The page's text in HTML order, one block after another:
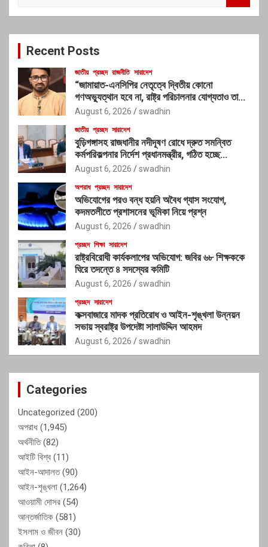
c
Recent Posts
জাতীয় প্রচ্ছদ রাজনীতি সারাদেশ
“জামায়াত-এনসিপির নেতৃত্বে দ্বিতীয় কোনো
গণঅভ্যুত্থান হবে না, রাষ্ট্র পরিচালনার যোগ্যতাও তাদের
নেই”: রাশেদ খাঁনের
August 6, 2026 swadhin
জাতীয় প্রচ্ছদ সারাদেশ
বুড়িগঙ্গাসহ রাজধানীর নদীদূষণ রোধে দ্রুত সমন্বিত
কর্মপরিকল্পনার নির্দেশ প্রধানমন্ত্রীর, গঠিত হচ্ছে
আন্তঃসংস্থা সমন্বয় কমিটি
August 6, 2026 swadhin
অপরাধ প্রচ্ছদ সারাদেশ
অভিযোগের পরও বন্ধ হয়নি অবৈধ গ্যাস সংযোগ,
কদমতলীতে প্রশাসনের ভূমিকা নিয়ে প্রশ্ন
August 6, 2026 swadhin
প্রচ্ছদ শিক্ষা সারাদেশ
রাষ্ট্রবিরোধী কার্যকলাপের অভিযোগ: জবির ৬৮ শিক্ষককে
ঘিরে তদন্তে ৪ সদস্যের কমিটি
August 6, 2026 swadhin
প্রচ্ছদ সারাদেশ
কক্সবাজারে মাদক প্রতিরোধ ও আইন-শৃঙ্খলা উন্নয়ন
সভায় স্বরাষ্ট্র উপদেষ্টা সালাউদ্দিন আহমদ
August 6, 2026 swadhin
Categories
Uncategorized (200)
অপরাধ (1,945)
অর্থনীতি(82)
আইটি বিশ্ব (11)
আইন-আদালত(90)
আইন-শৃঙ্খলা (1,264)
আওয়ামী দোসর (54)
আন্তর্জাতিক (581)
ইসলাম ও জীবন (30)